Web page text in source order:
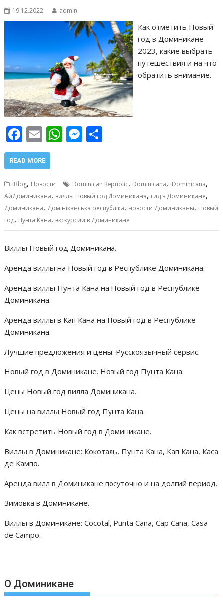
19.12.2022 admin
Как отметить Новый
год в Доминикане
2023, какие выбрать
путешествия и на что
обратить внимание.
F
ac
e
b
o
o
k
E
m
ai
l
W
s
A
p
p
M
e
n
g
er
р
а
в
и
т
ь
READ MORE
iBlog, Новости Dominican Republic, Dominicana, iDominicana,
АйДоминикана, виллы Новый год Доминикана, гид в Доминикане,
Доминикана, Домініканська республіка, новости Доминиканы, Новый
год, Пунта Кана,экскурсии в Доминикане
Виллы Новый год Доминикана.
Аренда виллы на Новый год в Республике Доминикана.
Аренда виллы Пунта Кана на Новый год в Республике
Доминикана.
Аренда виллы в Кап Кана на Новый год в Республике
Доминикана.
Лучшие предложения и цены. Русскоязычный сервис.
Новый год в Доминикане. Новый год Пунта Кана.
Цены Новый год вилла Доминикана.
Цены на виллы Новый год Пунта Кана.
Как встретить Новый год в Доминикане.
Виллы в Доминикане: Кокоталь, Пунта Кана, Кап Кана, Каса
де Кампо.
Аренда вилл в Доминикане посуточно и на долгий период.
Зимовка в Доминикане.
Виллы в Доминикане: Cocotal, Punta Cana, Cap Cana, Casa
de Campo.
О Доминикане